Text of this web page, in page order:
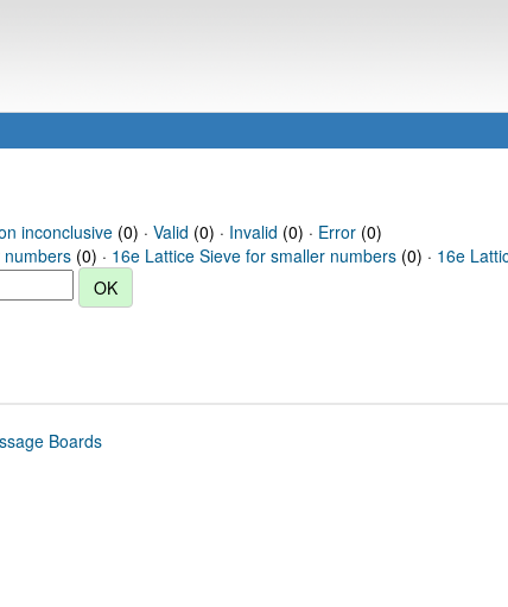
inconclusive(0) · Valid (0) · Invalid (0) · Error(0)
numbers (0) · 16e Lattice Sieve for smaller numbers (0) · 16e
Boards